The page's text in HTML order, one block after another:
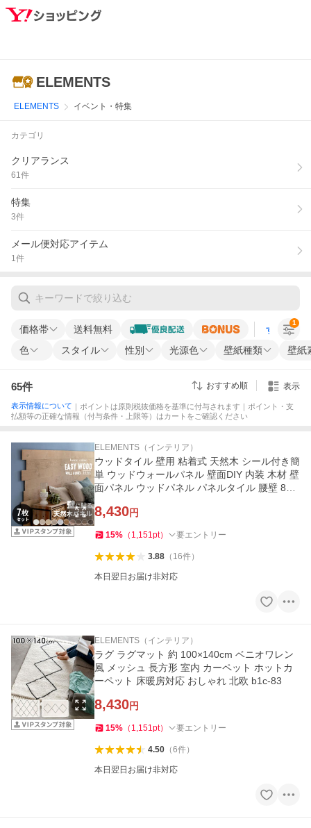
ELEMENTS
ELEMENTS イベント・特集
カテゴリ
クリアランス
61件
特集
3件
メール便対応アイテム
1件
価格帯 送料無料 すべての条
色 スタイル 性別 光源色 壁紙種類 壁紙
1
65件 おすすめ順 表示
表示情報について ｜ポイントは原則税抜価格を基準に付与されます｜ポイント・支
払額等の正確な情報（付与条件・上限等）はカートをご確認ください
ELEMENTS（インテリア）
ウッドタイル 壁用 粘着式 天然木 シール付き簡
単 ウッドウォールパネル 壁面DIY 内装 木材 壁
面パネル ウッドパネル パネルタイル 腰壁 832
8,430円
15% （ 1,151pt） 要エントリー
3.88（ 16件）
本日翌日お届け非対応
ELEMENTS（インテリア）
ラグ ラグマット 約 100×140cm ベニオワレン
風 メッシュ 長方形 室内 カーペット ホットカ
ーペット 床暖房対応 おしゃれ 北欧 b1c-83
8,430円
15% （ 1,151pt） 要エントリー
4.50（6件）
本日翌日お届け非対応